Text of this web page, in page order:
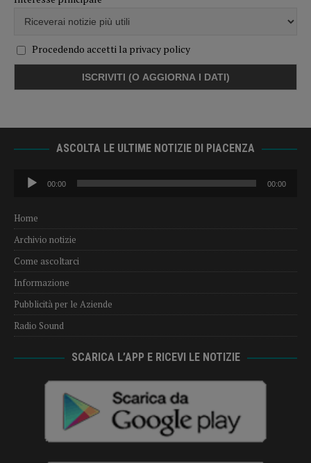
Procedendo accetti la privacy policy
ASCOLTA LE ULTIME NOTIZIE DI PIACENZA
Audio
Player
00:00 00:00
Home
Archivio notizie
Come ascoltarci
Informazione
Pubblicità per le Aziende
Radio Sound
SCARICA L’APP E RICEVI LE NOTIZIE